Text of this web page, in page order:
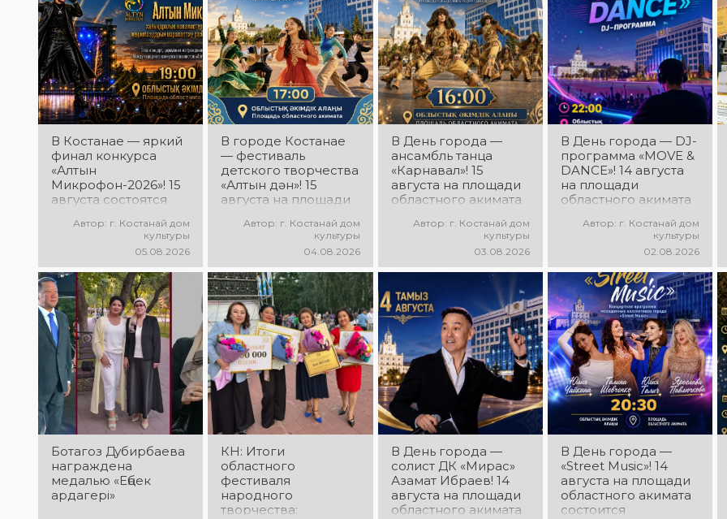
В Костанае — яркий
финал конкурса
«Алтын
Микрофон-2026»! 15
августа состоятся
награждения
победителей и гала-
Международного
конкурса
вокалистов! Вас
ждут яркие
выступления лучших
исполнителей,
незабываемые
эмоции и особая
праздничная
атмосфера!
Автор: г. Костанай дом
культуры
05.08.2026
В городе Костанае
— фестиваль
детского творчества
«Алтын дән»! 15
августа на площади
состоится фестиваль
участием детских
творческих
коллективов
проекта «Даму бала»!
Вас ждут яркие
выступления юных
талантов,
прекрасные песни,
зажигательные
танцы и
праздничное
настроение!
Автор: г. Костанай дом
культуры
04.08.2026
В День города —
ансамбль танца
«Карнавал»! 15
августа на площади
областного акимата
концертная
ансамбля танца
«Карнавал»!
ансамбля — Шамиль
Фахрутдинов. Вас
ждут зрелищные
хореографические
постановки, яркие
образы,
зажигательные
ритмы и
праздничное
настроение!
Автор: г. Костанай дом
культуры
03.08.2026
В День города — DJ-
программа «MOVE &
DANCE»! 14 августа
на площади
областного акимата
праздничная DJ-
программа! Вас ждут
современные
музыкальные хиты,
зажигательные
ритмы, мощная
энергия и яркие
эмоции!
Автор: г. Костанай дом
культуры
02.08.2026
Ботагоз Дубирбаева
награждена
медалью «Еңбек
ардагері»
КН: Итоги
областного
фестиваля
народного
творчества:
В День города —
солист ДК «Мирас»
Азамат Ибраев! 14
августа на площади
областного акимата
В День города —
«Street Music»! 14
августа на площади
областного акимата
состоится